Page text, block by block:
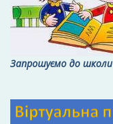
Запрошуємо до школи